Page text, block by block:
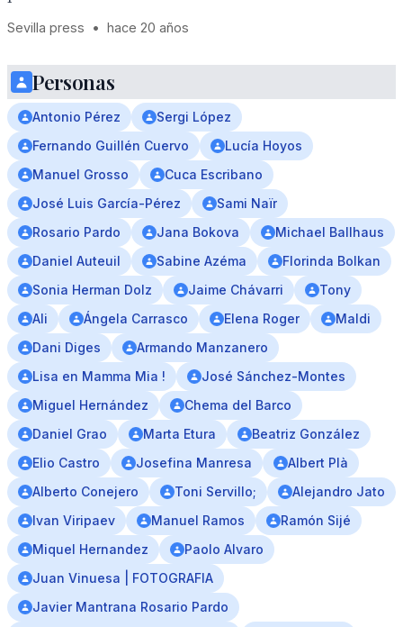
Sevilla press • hace 20 años
Personas
Antonio Pérez
Sergi López
Fernando Guillén Cuervo
Lucía Hoyos
Manuel Grosso
Cuca Escribano
José Luis García-Pérez
Sami Naïr
Rosario Pardo
Jana Bokova
Michael Ballhaus
Daniel Auteuil
Sabine Azéma
Florinda Bolkan
Sonia Herman Dolz
Jaime Chávarri
Tony
Ali
Ángela Carrasco Elena Roger
Maldi
Dani Diges
Armando Manzanero
Lisa en Mamma Mia !
José Sánchez-Montes
Miguel Hernández
Chema del Barco
Daniel Grao
Marta Etura
Beatriz González
Elio Castro
Josefina Manresa
Albert Plà
Alberto Conejero
Toni Servillo;
Alejandro Jato
Ivan Viripaev
Manuel Ramos
Ramón Sijé
Miquel Hernandez
Paolo Alvaro
Juan Vinuesa | FOTOGRAFIA
Javier Mantrana Rosario Pardo